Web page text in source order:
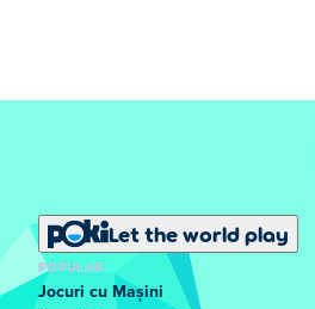
Let the world play
POPULAR
Jocuri cu Mașini